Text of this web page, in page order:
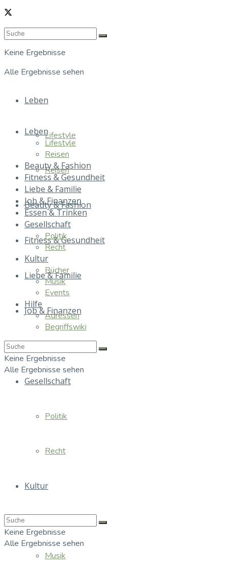
Keine Ergebnisse
Alle Ergebnisse sehen
Leben
Lifestyle
Reisen
Beauty & Fashion
Fitness & Gesundheit
Liebe & Familie
Job & Finanzen
Gesellschaft
Politik
Recht
Kultur
Musik
Leben
Lifestyle
Reisen
Beauty & Fashion
Fitness & Gesundheit
Liebe & Familie
Job & Finanzen
Essen & Trinken
Gesellschaft
Politik
Recht
Kultur
Bücher
Musik
Events
Hilfe
Adressen
Begriffswiki
Keine Ergebnisse
Alle Ergebnisse sehen
Keine Ergebnisse
Alle Ergebnisse sehen